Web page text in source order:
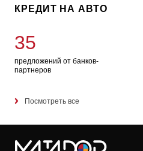
КРЕДИТ НА АВТО
35
предложений от банков-
партнеров
Посмотреть все